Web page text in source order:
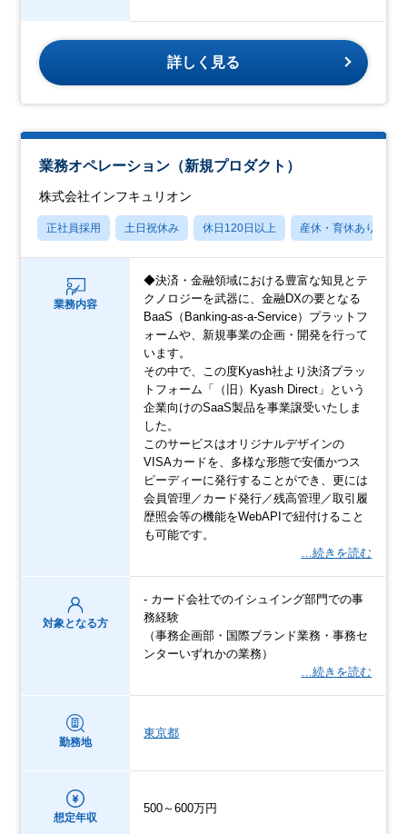
詳しく見る
業務オペレーション（新規プロダクト）
株式会社インフキュリオン
正社員採用 土日祝休み 休日120日以上 産休・育休あり
業務内容
◆決済・金融領域における豊富な知見とテ
クノロジーを武器に、金融DXの要となる
BaaS（Banking-as-a-Service）プラットフ
ォームや、新規事業の企画・開発を行って
います。
その中で、この度Kyash社より決済プラッ
トフォーム「（旧）Kyash Direct」という
企業向けのSaaS製品を事業譲受いたしま
した。
このサービスはオリジナルデザインの
VISAカードを、多様な形態で安価かつス
ピーディーに発行することができ、更には
会員管理／カード発行／残高管理／取引履
歴照会等の機能をWebAPIで紐付けること
も可能です。
…続きを読む
対象となる方
- カード会社でのイシュイング部門での事
務経験
（事務企画部・国際ブランド業務・事務セ
ンターいずれかの業務）
…続きを読む
勤務地
東京都
想定年収
500～600万円